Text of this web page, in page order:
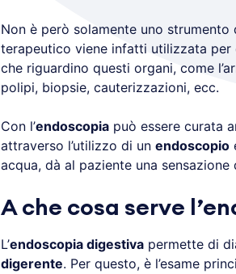
Non è però solamente uno
terapeutico viene infatti utilizzata per
che riguardino questi organi, come
polipi, biopsie, cauterizzazioni, ecc.
Con l’endoscopiapuò essere curata
attraverso l’utilizzo di un endoscopio
acqua, dà al paziente una sensazione
A che cosa serve
L’endoscopia digestivapermette di
digerente. Per questo, è l’esame